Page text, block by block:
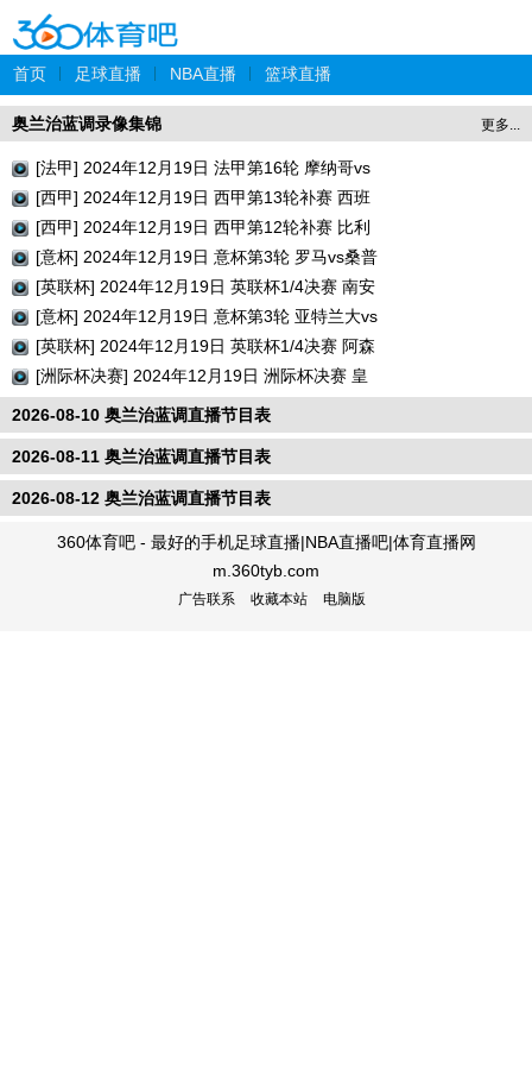
首页 足球直播 NBA直播 篮球直播
更多...
奥兰治蓝调录像集锦
[法甲] 2024年12月19日 法甲第16轮 摩纳哥vs
巴黎圣日耳曼 全场录像回放
[西甲] 2024年12月19日 西甲第13轮补赛 西班
牙人vs瓦伦西亚 全场录像回放
[西甲] 2024年12月19日 西甲第12轮补赛 比利
亚雷亚尔vs巴列卡诺 全场录像回放
[意杯] 2024年12月19日 意杯第3轮 罗马vs桑普
多利亚 全场录像回放
[英联杯] 2024年12月19日 英联杯1/4决赛 南安
普顿vs利物浦 全场录像回放
[意杯] 2024年12月19日 意杯第3轮 亚特兰大vs
切塞纳 全场录像回放
[英联杯] 2024年12月19日 英联杯1/4决赛 阿森
纳vs水晶宫 全场录像回放
[洲际杯决赛] 2024年12月19日 洲际杯决赛 皇
家马德里vs帕丘卡 全场录像回放
2026-08-10 奥兰治蓝调直播节目表
2026-08-11 奥兰治蓝调直播节目表
2026-08-12 奥兰治蓝调直播节目表
360体育吧 - 最好的手机足球直播|NBA直播吧|体育直播网
m.360tyb.com
广告联系 收藏本站 电脑版